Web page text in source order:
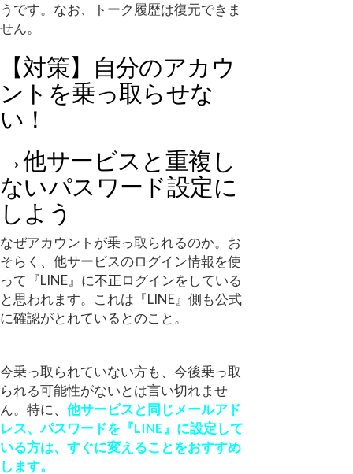
うです。なお、トーク履歴は復元できま
せん。
【対策】自分のアカウ
ントを乗っ取らせな
い！
→他サービスと重複し
ないパスワード設定に
しよう
なぜアカウントが乗っ取られるのか。お
そらく、他サービスのログイン情報を使
って『LINE』に不正ログインをしている
と思われます。これは『LINE』側も公式
に確認がとれているとのこと。
今乗っ取られていない方も、今後乗っ取
られる可能性がないとは言い切れませ
ん。特に、 他サービスと同じメールアド
レス、パスワードを『LINE』に設定して
いる方は、すぐに変えることをおすすめ
します。